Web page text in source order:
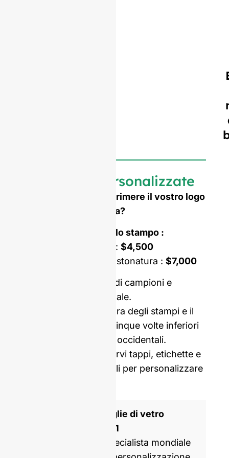
Bottiglie personalizzate
Avete bisogno di imprimere il vostro logo
o una forma su misura?
Costo di apertura dello stampo :
Stampo monoblocco : $4,500
Stampo a doppia incastonatura : $7,000
Prezzo comprensivo di campioni e
consegna internazionale.
I nostri costi di apertura degli stampi e il
MOQ sono in media cinque volte inferiori
a quelli dei produttori occidentali.
Possiamo anche fornirvi tappi, etichette e
pellicole termoretraibili per personalizzare
Produttore di bottiglie di vetro
certificato ISO 9001
GlassRock è uno specialista mondiale